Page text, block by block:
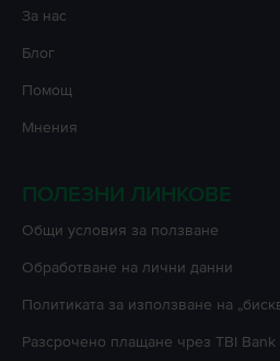
За нас
Блог
Помощ
Мнения
ПОЛЕЗНИ ЛИНКОВЕ
Oбщи условия за ползване
Oбработване на лични данни
Политиката за използване на
Разсрочено плащане чрез TBI Bank